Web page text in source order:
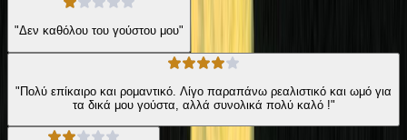
"Δεν καθόλου του γούστου μου"
"Πολύ επίκαιρο και ρομαντικό. Λίγο παραπάνω ρεαλιστικό και ωμό για
τα δικά μου γούστα, αλλά συνολικά πολύ καλό !"